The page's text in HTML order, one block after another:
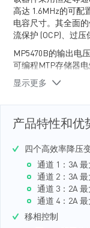
高达 1.6MHz的可配
电容尺寸。其全面
流保护 (OCP)、过压
MP5470B的输出电
可编程MTP存储器
配置。
显示更多
产品特性和优
四个高效率降压
通道 1：3A 最
通道 2：3A 最
通道 3：2A 最
通道 4：2A 最
移相控制